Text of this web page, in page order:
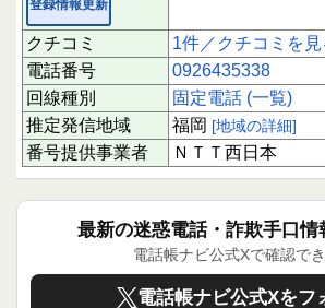
登録情報更新
クチコミ
1件／クチコミを
電話番号
0926435338
回線種別
固定電話 (一覧)
推定発信地域
福岡 [地域の詳細]
番号提供事業者 ＮＴＴ西日本
最新の迷惑電話・詐欺手口情
電話帳ナビ公式Xで確認で
電話帳ナビ公式Xをフ